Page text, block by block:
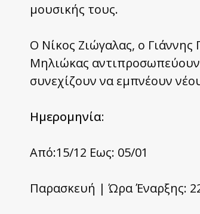
μουσικής τους.
Ο Νίκος Ζιώγαλας, ο Γιάννης
Μηλιώκας
συνεχίζουν να εμπνέουν
Ημερομηνία:
Από:15/12 Εως: 05/01
Παρασκευή | Ώρα Έναρξης: